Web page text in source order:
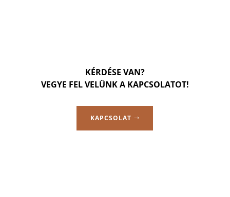
KÉRDÉSE VAN?
VEGYE FEL VELÜNK A KAPCSOLATOT!
KAPCSOLAT